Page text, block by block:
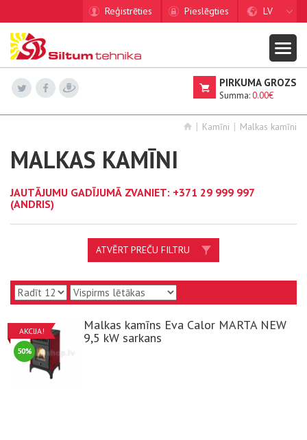
Reģistrēties Pieslēgties LV
PIRKUMA GROZS
Summa:0.00€
Kamīni Malkas kamīni
MALKAS KAMĪNI
JAUTĀJUMU GADĪJUMĀ ZVANIET: +371 29 999 997
(ANDRIS)
ATVĒRT PREČU FILTRU
AKCIJA!
50%
Malkas kamīns Eva Calor MARTA NEW
9,5 kW sarkans